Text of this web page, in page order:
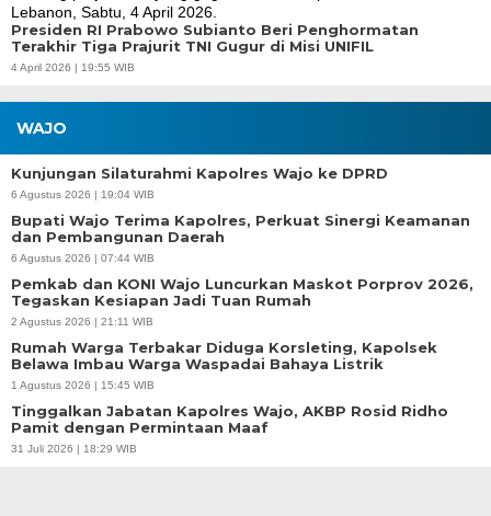
Presiden RI Prabowo Subianto Beri Penghormatan
Terakhir Tiga Prajurit TNI Gugur di Misi UNIFIL
4 April 2026 | 19:55 WIB
WAJO
Kunjungan Silaturahmi Kapolres Wajo ke DPRD
6 Agustus 2026 | 19:04 WIB
Bupati Wajo Terima Kapolres, Perkuat Sinergi Keamanan
dan Pembangunan Daerah
6 Agustus 2026 | 07:44 WIB
Pemkab dan KONI Wajo Luncurkan Maskot Porprov 2026,
Tegaskan Kesiapan Jadi Tuan Rumah
2 Agustus 2026 | 21:11 WIB
Rumah Warga Terbakar Diduga Korsleting, Kapolsek
Belawa Imbau Warga Waspadai Bahaya Listrik
1 Agustus 2026 | 15:45 WIB
Tinggalkan Jabatan Kapolres Wajo, AKBP Rosid Ridho
Pamit dengan Permintaan Maaf
31 Juli 2026 | 18:29 WIB